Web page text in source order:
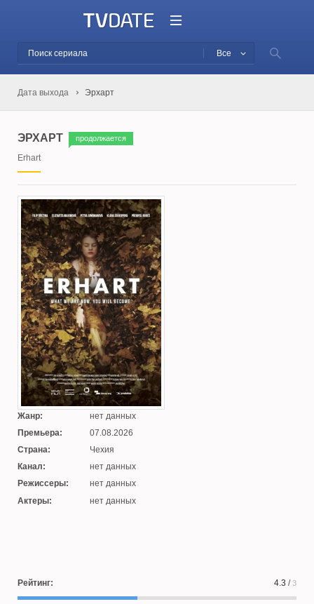
Все
Дата выхода Эрхарт
ЭРХАРТ продолжается
Erhart
Жанр:
нет данных
Премьера:
07.08.2026
Страна:
Чехия
Канал:
нет данных
Режиссеры:
нет данных
Актеры:
нет данных
Рейтинг: 4.3 /3